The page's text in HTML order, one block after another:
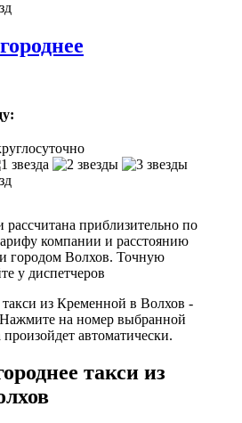
рассчитана приблизительно по
компании и расстоянию
городом Волхов. Точную
у диспетчеров
такси из Кременной в Волхов -
Нажмите на номер выбранной
автоматически.
такси из